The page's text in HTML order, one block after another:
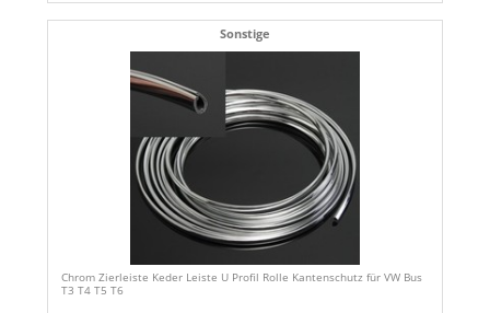
Sonstige
Chrom Zierleiste Keder Leiste U Profil Rolle Kantenschutz für VW Bus
T3 T4 T5 T6